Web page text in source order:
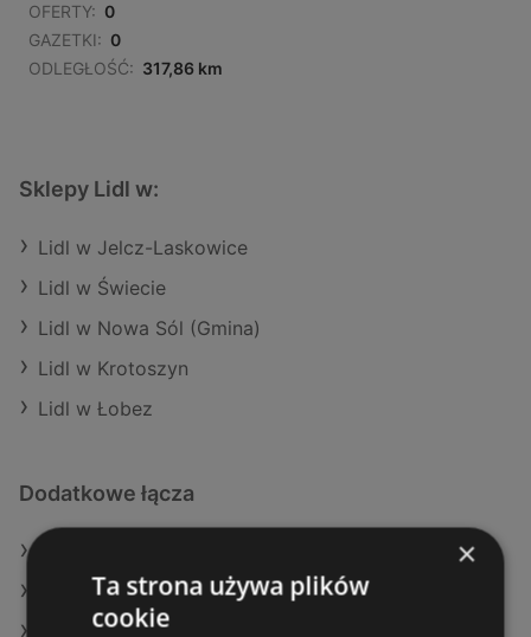
OFERTY: 0
GAZETKI: 0
ODLEGŁOŚĆ: 317,86 km
Sklepy Lidl w:
Lidl w Jelcz-Laskowice
Lidl w Świecie
Lidl w Nowa Sól (Gmina)
Lidl w Krotoszyn
Lidl w Łobez
Dodatkowe łącza
Oferty POLOmarket
×
Ta strona używa plików
cookie